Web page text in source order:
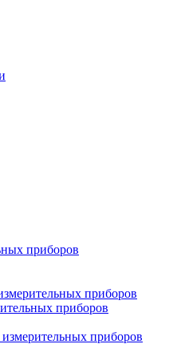
приборов
приборов
приборов
приборов